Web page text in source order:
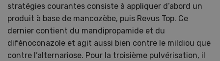
stratégies courantes consiste à appliquer d’abord un
produit à base de mancozèbe, puis Revus Top. Ce
dernier contient du mandipropamide et du
difénoconazole et agit aussi bien contre le mildiou que
contre l’alternariose. Pour la troisième pulvérisation, il